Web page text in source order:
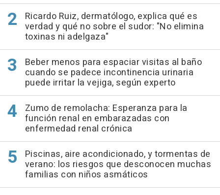
Ricardo Ruiz, dermatólogo, explica qué es
verdad y qué no sobre el sudor: "No elimina
toxinas ni adelgaza"
Beber menos para espaciar visitas al baño
cuando se padece incontinencia urinaria
puede irritar la vejiga, según experto
Zumo de remolacha: Esperanza para la
función renal en embarazadas con
enfermedad renal crónica
Piscinas, aire acondicionado, y tormentas de
verano: los riesgos que desconocen muchas
familias con niños asmáticos